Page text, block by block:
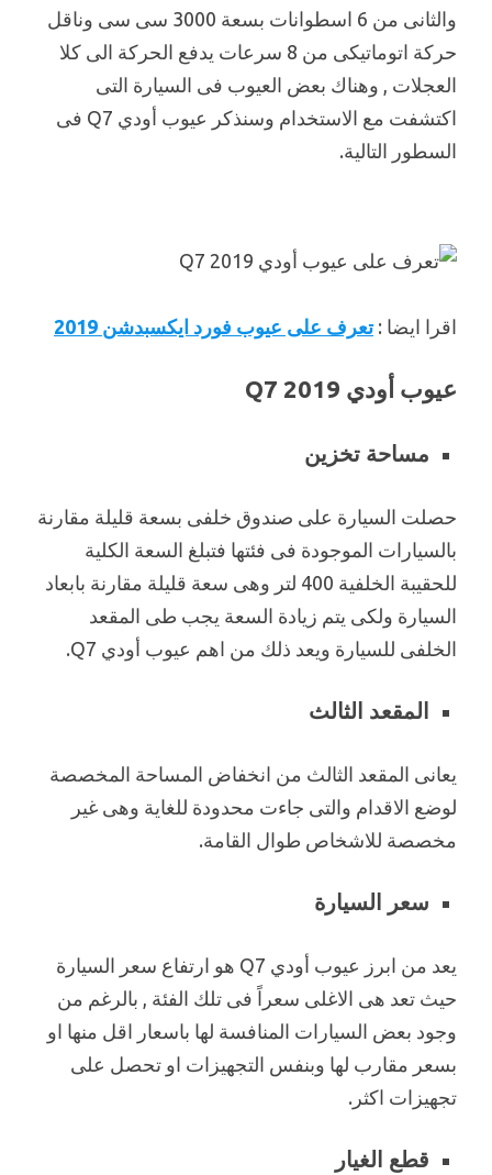
والثانى من 6 اسطوانات بسعة 3000 سى سى وناقل
حركة اتوماتيكى من 8 سرعات يدفع الحركة الى كلا
العجلات , وهناك بعض العيوب فى السيارة التى
اكتشفت مع الاستخدام وسنذكر عيوب أودي Q7 فى
السطور التالية.
اقرا ايضا :تعرف على عيوب فورد ايكسبدشن 2019
عيوب أودي Q7 2019
مساحة تخزين
حصلت السيارة على صندوق خلفى بسعة قليلة مقارنة
بالسيارات الموجودة فى فئتها فتبلغ السعة الكلية
للحقيبة الخلفية 400 لتر وهى سعة قليلة مقارنة بابعاد
السيارة ولكى يتم زيادة السعة يجب طى المقعد
الخلفى للسيارة ويعد ذلك من اهم عيوب أودي Q7.
المقعد الثالث
يعانى المقعد الثالث من انخفاض المساحة المخصصة
لوضع الاقدام والتى جاءت محدودة للغاية وهى غير
مخصصة للاشخاص طوال القامة.
سعر السيارة
يعد من ابرز عيوب أودي Q7 هو ارتفاع سعر السيارة
حيث تعد هى الاغلى سعراً فى تلك الفئة , بالرغم من
وجود بعض السيارات المنافسة لها باسعار اقل منها او
بسعر مقارب لها وبنفس التجهيزات او تحصل على
تجهيزات اكثر.
قطع الغيار